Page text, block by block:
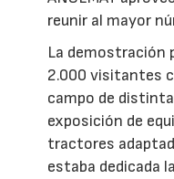
reunir al mayor
La demostración
2.000 visitantes
campo de
exposición de
tractores
estaba dedicada